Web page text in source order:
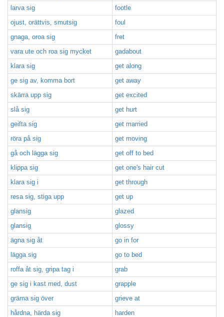
larva sig
footle
ojust, orättvis, smutsig
foul
gnaga, oroa sig
fret
vara ute och roa sig mycket
gadabout
klara sig
get along
ge sig av, komma bort
get away
skärra upp sig
get excited
slå sig
get hurt
geifta sig
get married
röra på sig
get moving
gå och lägga sig
get off to bed
klippa sig
get one's hair cut
klara sig i
get through
resa sig, stiga upp
get up
glansig
glazed
glansig
glossy
ägna sig åt
go in for
lägga sig
go to bed
roffa åt sig, gripa tag i
grab
ge sig i kast med, dust
grapple
gräma sig över
grieve at
hårdna, härda sig
harden